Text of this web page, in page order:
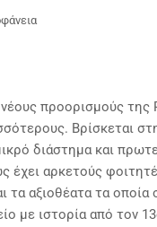
προορισμούς
Βρίσκεται
διάστημα και
έχει αρκετούς
τα αξιοθέατα τα οποία
με ιστορία από τον